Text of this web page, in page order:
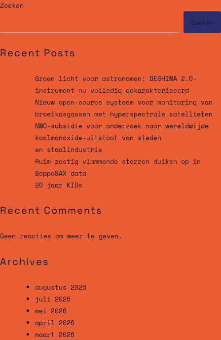
Zoeken
Zoeken
Recent Posts
Groen licht voor astronomen: DESHIMA 2.0-
instrument nu volledig gekarakteriseerd
Nieuw open-source systeem voor monitoring van
broeikasgassen met hyperspectrale satellieten
NWO-subsidie voor onderzoek naar wereldwijde
koolmonoxide-uitstoot van steden
en staalindustrie
Ruim zestig vlammende sterren duiken op in
BeppoSAX data
20 jaar KIDs
Recent Comments
Geen reacties om weer te geven.
Archives
augustus 2026
juli 2026
mei 2026
april 2026
maart 2026